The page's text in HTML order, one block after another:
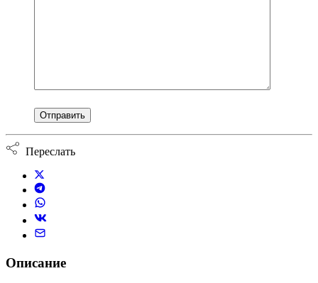
Переслать
Описание